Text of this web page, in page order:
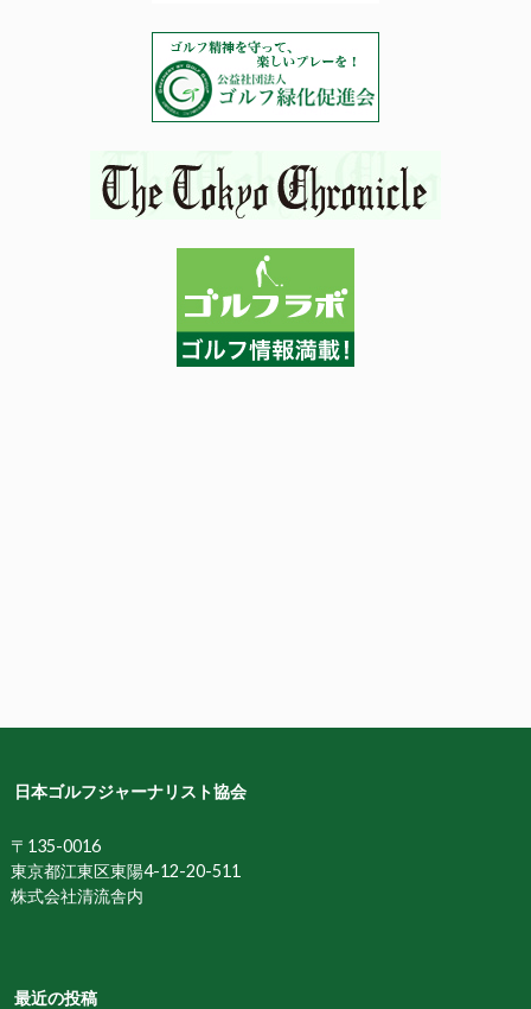
日本ゴルフジャーナリスト協会
〒135-0016
東京都江東区東陽4-12-20-511
株式会社清流舎内
最近の投稿